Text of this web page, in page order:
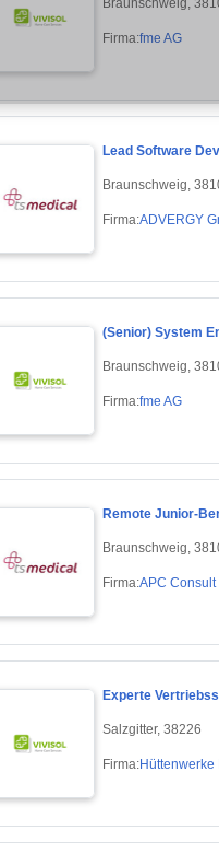
Firma:fme AG
Lead Software
Braunschweig,
Firma:ADVERGY
(Senior) System
Braunschweig,
Firma:fme AG
Remote Junior-
Braunschweig,
Firma:APC Consult
Experte
Salzgitter, 38226
Firma:Hüttenwerke